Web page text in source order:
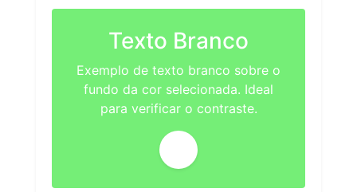
Texto Branco
Exemplo de texto branco sobre o
fundo da cor selecionada. Ideal
para verificar o contraste.